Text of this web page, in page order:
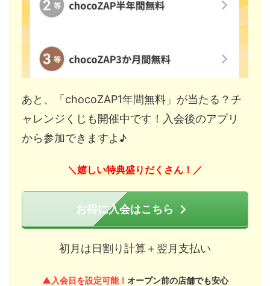
あと、「chocoZAP1年間無料」が当たる？チ
ャレンジくじも開催中です！入会後のアプリ
から参加できますよ♪
＼ 嬉しい特典盛りだくさん！ ／
お得に入会はこちら
初月は日割り計算＋翌月支払い
▲入会日を設定可能！ オープン前の店舗でも安心